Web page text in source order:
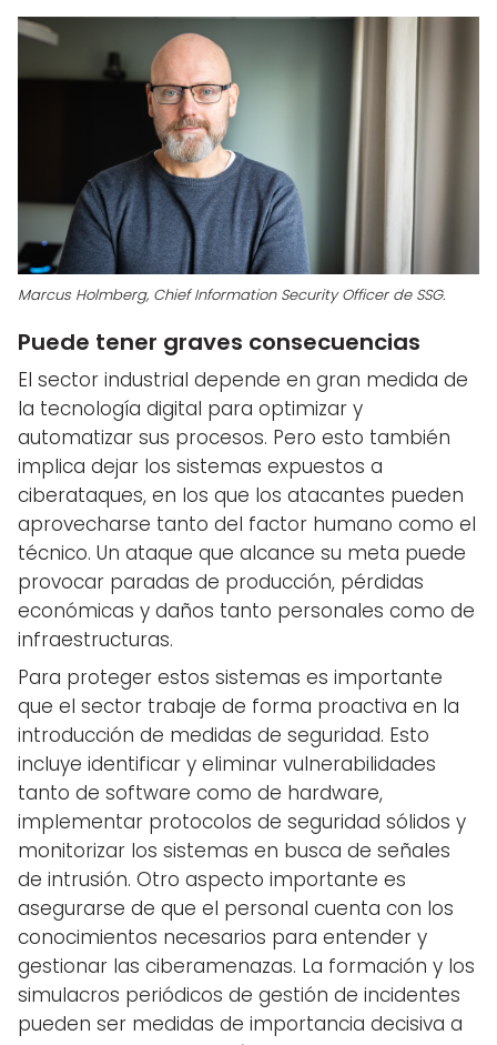
Marcus Holmberg, Chief Information Security Officer de SSG.
Puede tener graves consecuencias
El sector industrial depende en gran medida de
la tecnología digital para optimizar y
automatizar sus procesos. Pero esto también
implica dejar los sistemas expuestos a
ciberataques, en los que los atacantes pueden
aprovecharse tanto del factor humano como el
técnico. Un ataque que alcance su meta puede
provocar paradas de producción, pérdidas
económicas y daños tanto personales como de
infraestructuras.
Para proteger estos sistemas es importante
que el sector trabaje de forma proactiva en la
introducción de medidas de seguridad. Esto
incluye identificar y eliminar vulnerabilidades
tanto de software como de hardware,
implementar protocolos de seguridad sólidos y
monitorizar los sistemas en busca de señales
de intrusión. Otro aspecto importante es
asegurarse de que el personal cuenta con los
conocimientos necesarios para entender y
gestionar las ciberamenazas. La formación y los
simulacros periódicos de gestión de incidentes
pueden ser medidas de importancia decisiva a